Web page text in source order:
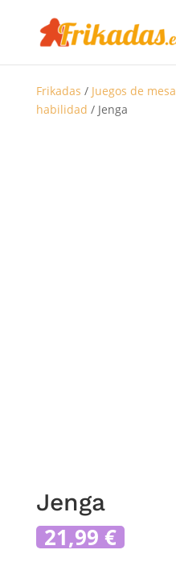
Frikadas / Juegos de mesa
habilidad / Jenga
Jenga
21,99 €